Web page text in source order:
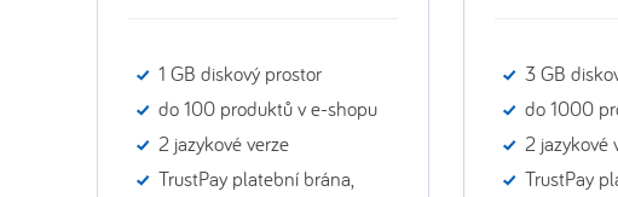
1 GB diskový prostor
do 100 produktů v e-shopu
2 jazykové verze
TrustPay platební brána,
3 GB
do 1000
2 jazykové
TrustPay